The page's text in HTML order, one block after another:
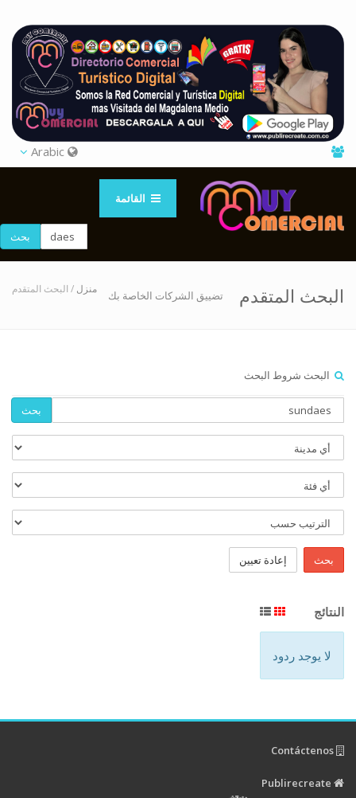
القائمة
بحث
البحث المتقدم تضييق الشركات الخاصة بك منزل / البحث المتقدم
البحث شروط البحث
بحث
بحث إعادة تعيين
النتائج
لا يوجد ردود